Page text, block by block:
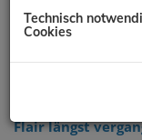
Sie suchen ein
wunderschöne,
Hauses! Die
sanierte
damit
Flair längst
Technisch
Cookies